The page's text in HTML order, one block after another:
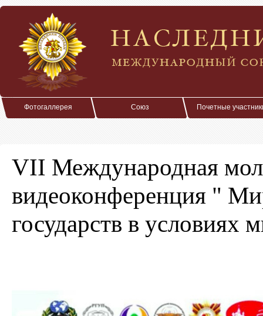
Фотогаллерея Союз Почетные
VII Международная
видеоконференция "
государств в условиях